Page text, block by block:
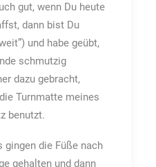
gut, wenn Du heute
dann bist Du
und habe geübt,
schmutzig
dazu gebracht,
Turnmatte meines
benutzt.
gingen die Füße nach
gehalten und dann